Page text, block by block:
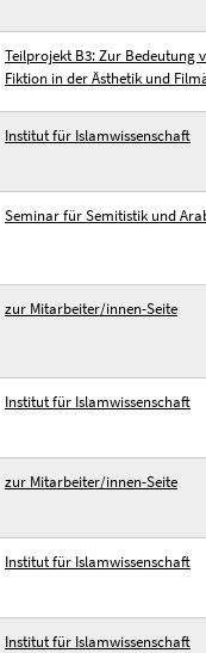
Teilprojekt B3: Zur Bedeutung
Fiktion in der Ästhetik und
Institut für Islamwissenschaft
Seminar für Semitistik und
zur Mitarbeiter/innen-Seite
Institut für Islamwissenschaft
zur Mitarbeiter/innen-Seite
Institut für Islamwissenschaft
Institut für Islamwissenschaft